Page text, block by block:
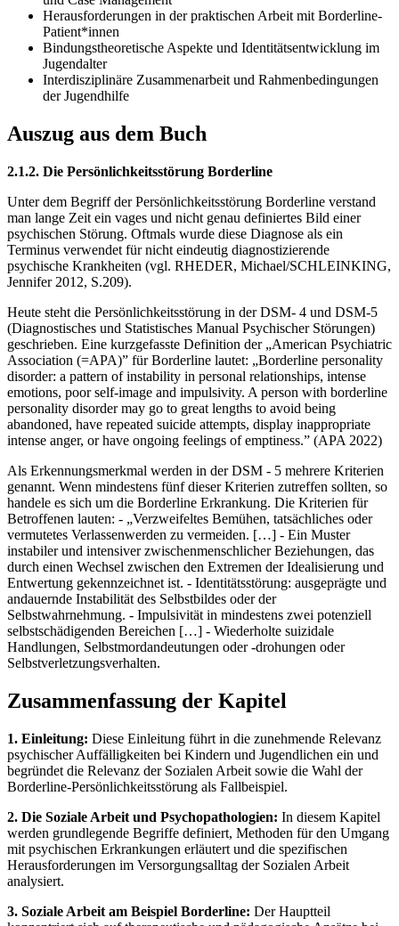
Herausforderungen in der praktischen Arbeit mit Borderline-
Patient*innen
Bindungstheoretische Aspekte und Identitätsentwicklung im
Jugendalter
Interdisziplinäre Zusammenarbeit und Rahmenbedingungen
der Jugendhilfe
Auszug aus dem Buch
2.1.2. Die Persönlichkeitsstörung Borderline
Unter dem Begriff der Persönlichkeitsstörung Borderline verstand
man lange Zeit ein vages und nicht genau definiertes Bild einer
psychischen Störung. Oftmals wurde diese Diagnose als ein
Terminus verwendet für nicht eindeutig diagnostizierende
psychische Krankheiten (vgl. RHEDER, Michael/SCHLEINKING,
Jennifer 2012, S.209).
Heute steht die Persönlichkeitsstörung in der DSM- 4 und DSM-5
(Diagnostisches und Statistisches Manual Psychischer Störungen)
geschrieben. Eine kurzgefasste Definition der „American Psychiatric
Association (=APA)” für Borderline lautet: „Borderline personality
disorder: a pattern of instability in personal relationships, intense
emotions, poor self-image and impulsivity. A person with borderline
personality disorder may go to great lengths to avoid being
abandoned, have repeated suicide attempts, display inappropriate
intense anger, or have ongoing feelings of emptiness.” (APA 2022)
Als Erkennungsmerkmal werden in der DSM - 5 mehrere Kriterien
genannt. Wenn mindestens fünf dieser Kriterien zutreffen sollten, so
handele es sich um die Borderline Erkrankung. Die Kriterien für
Betroffenen lauten: - „Verzweifeltes Bemühen, tatsächliches oder
vermutetes Verlassenwerden zu vermeiden. […] - Ein Muster
instabiler und intensiver zwischenmenschlicher Beziehungen, das
durch einen Wechsel zwischen den Extremen der Idealisierung und
Entwertung gekennzeichnet ist. - Identitätsstörung: ausgeprägte und
andauernde Instabilität des Selbstbildes oder der
Selbstwahrnehmung. - Impulsivität in mindestens zwei potenziell
selbstschädigenden Bereichen […] - Wiederholte suizidale
Handlungen, Selbstmordandeutungen oder -drohungen oder
Selbstverletzungsverhalten.
Zusammenfassung der Kapitel
1. Einleitung: Diese Einleitung führt in die zunehmende Relevanz
psychischer Auffälligkeiten bei Kindern und Jugendlichen ein und
begründet die Relevanz der Sozialen Arbeit sowie die Wahl der
Borderline-Persönlichkeitsstörung als Fallbeispiel.
2. Die Soziale Arbeit und Psychopathologien: In diesem Kapitel
werden grundlegende Begriffe definiert, Methoden für den Umgang
mit psychischen Erkrankungen erläutert und die spezifischen
Herausforderungen im Versorgungsalltag der Sozialen Arbeit
analysiert.
3. Soziale Arbeit am Beispiel Borderline: Der Hauptteil